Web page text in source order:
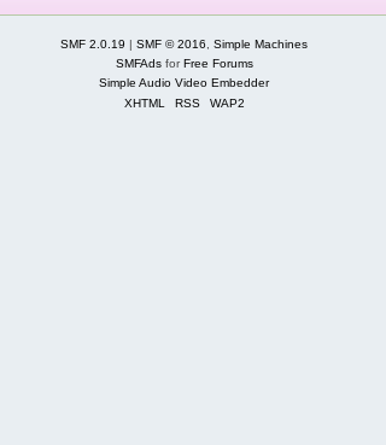
SMF 2.0.19 SMF © 2016, Simple Machines
SMFAdsfor Free Forums
Simple Audio Video Embedder
XHTML
RSS WAP2